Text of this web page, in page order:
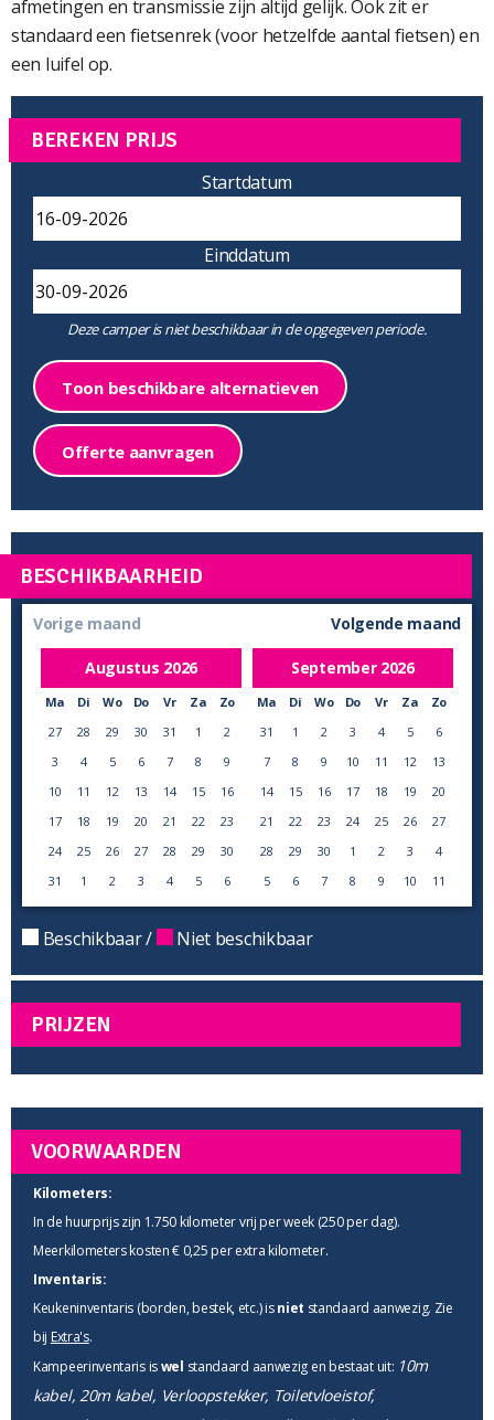
afmetingen en transmissie zijn altijd gelijk. Ook zit er
standaard een fietsenrek (voor hetzelfde aantal fietsen) en
een luifel op.
BEREKEN PRIJS
Startdatum
Einddatum
Deze camper is niet beschikbaar in de opgegeven periode.
Toon beschikbare alternatieven
Offerte aanvragen
BESCHIKBAARHEID
Vorige maand
Augustus 2026
Ma Di Wo Do Vr Za
Zo
27
28 29 30 31 1
2
3
4 5 6 7 8
9
10
11 12 13 14 15
16
17
18 19 20 21 22
23
24
25 26 27 28 29
30
31
1 2 3 4 5 6
Volgende maand
September 2026
Ma Di Wo Do Vr Za
Zo
31
1 2 3 4 5
6
7
8 9 10 11 12
13
14
15 16 17 18 19
20
21
22 23 24 25 26
27
28
29 30 1 2 3
4
5
6 7 8 9 10 11
Beschikbaar / Niet beschikbaar
PRIJZEN
VOORWAARDEN
Kilometers:
In de huurprijs zijn 1.750 kilometer vrij per week (250 per dag).
Meerkilometers kosten € 0,25 per extra kilometer.
Inventaris:
Keukeninventaris (borden, bestek, etc.) isniet standaard aanwezig. Zie
bij Extra's.
Kampeerinventaris iswel standaard aanwezig en bestaat uit: 10m
kabel, 20m kabel, Verloopstekker, Toiletvloeistof,